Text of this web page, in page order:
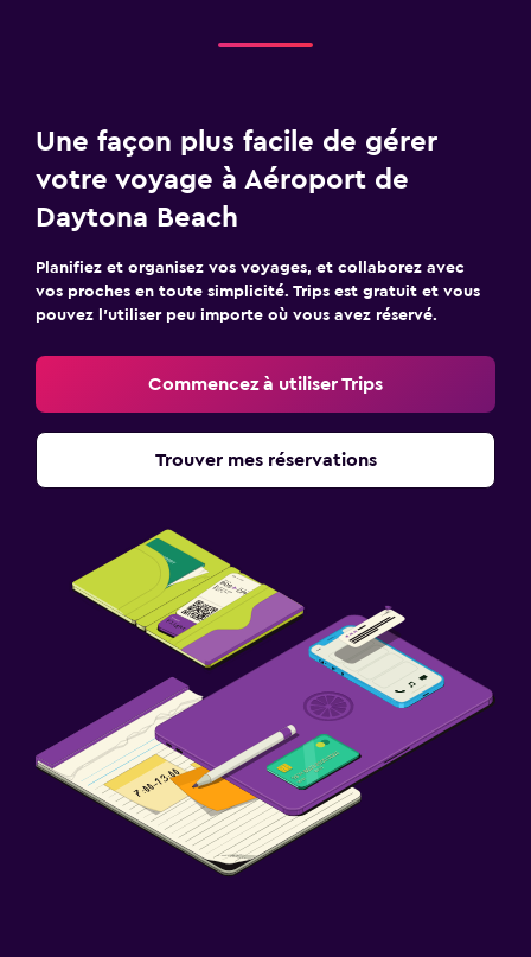
Une façon plus facile de gérer
votre voyage à Aéroport de
Daytona Beach
Planifiez et organisez vos voyages, et collaborez avec
vos proches en toute simplicité. Trips est gratuit et vous
pouvez l’utiliser peu importe où vous avez réservé.
Commencez à utiliser Trips
Trouver mes réservations